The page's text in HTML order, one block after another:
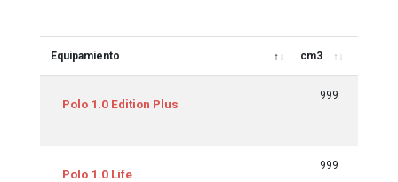
Equipamiento cm3
Polo 1.0 Edition Plus
999
Polo 1.0 Life
999